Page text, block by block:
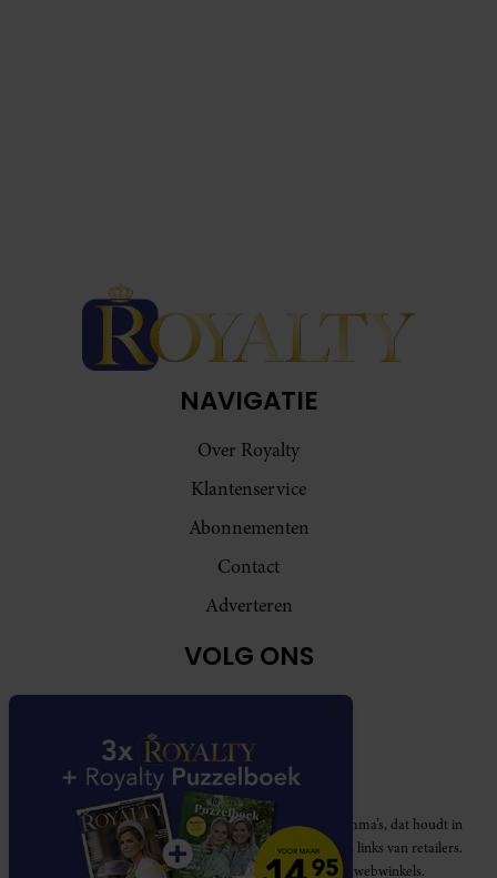
NAVIGATIE
Over Royalty
Klantenservice
Abonnementen
Contact
Adverteren
VOLG ONS
Royalty participeert in diverse affiliate marketing programma’s, dat houdt in
dat Royalty commissies ontvangt voor aankopen middels links van retailers.
Deze website wordt niet gesponsord door de genoemde webwinkels.